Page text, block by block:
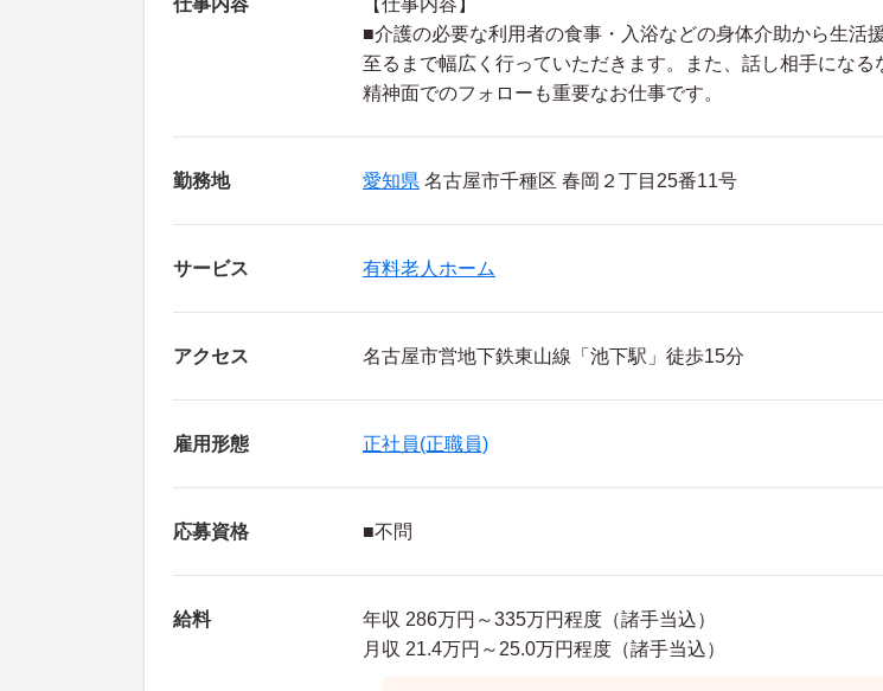
仕事内容
【仕事内容】
■介護の必要な利用者の食事・入浴などの身体介助から生活
至るまで幅広く行っていただきます。また、話し相手になる
精神面でのフォローも重要なお仕事です。
勤務地 愛知県 名古屋市千種区 春岡２丁目25番11号
サービス 有料老人ホーム
アクセス 名古屋市営地下鉄東山線「池下駅」徒歩15分
雇用形態 正社員(正職員)
応募資格 ■不問
給料
年収 286万円～335万円程度（諸手当込）
月収 21.4万円～25.0万円程度（諸手当込）